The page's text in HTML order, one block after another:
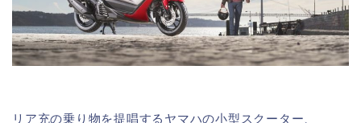
リア充の乗り物を提唱するヤマハの小型スクーター、